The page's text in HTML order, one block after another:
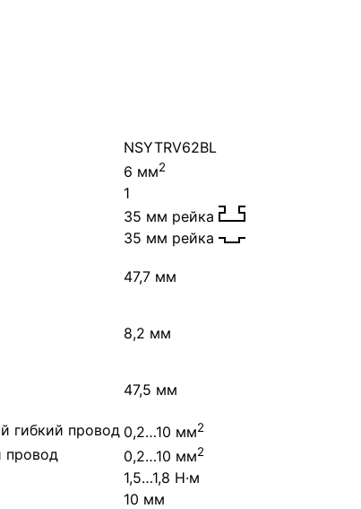
NSYTRV62BL
6 мм2
1
35 мм рейка
35 мм рейка
47,7 мм
8,2 мм
47,5 мм
гибкий провод 0,2…10 мм2
провод 0,2…10 мм2
1,5…1,8 Н·м
10 мм